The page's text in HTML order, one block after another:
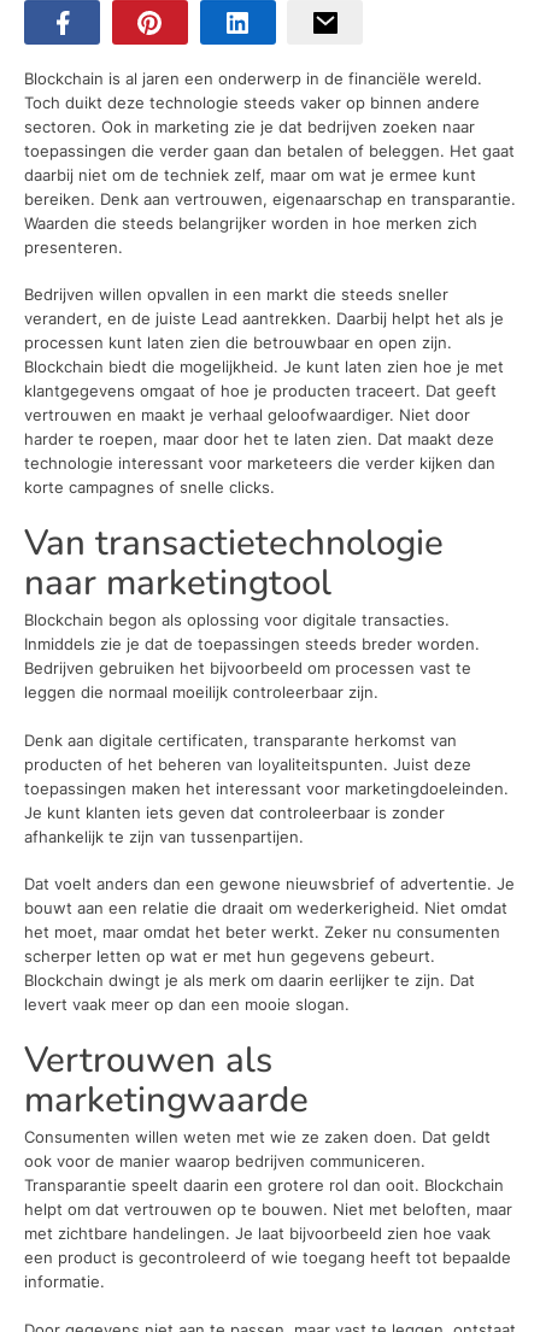
Blockchain is al jaren een onderwerp in de financiële wereld.
Toch duikt deze technologie steeds vaker op binnen andere
sectoren. Ook in marketing zie je dat bedrijven zoeken naar
toepassingen die verder gaan dan betalen of beleggen. Het gaat
daarbij niet om de techniek zelf, maar om wat je ermee kunt
bereiken. Denk aan vertrouwen, eigenaarschap en transparantie.
Waarden die steeds belangrijker worden in hoe merken zich
presenteren.
Bedrijven willen opvallen in een markt die steeds sneller
verandert, en de juiste Lead aantrekken. Daarbij helpt het als je
processen kunt laten zien die betrouwbaar en open zijn.
Blockchain biedt die mogelijkheid. Je kunt laten zien hoe je met
klantgegevens omgaat of hoe je producten traceert. Dat geeft
vertrouwen en maakt je verhaal geloofwaardiger. Niet door
harder te roepen, maar door het te laten zien. Dat maakt deze
technologie interessant voor marketeers die verder kijken dan
korte campagnes of snelle clicks.
Van transactietechnologie
naar marketingtool
Blockchain begon als oplossing voor digitale transacties.
Inmiddels zie je dat de toepassingen steeds breder worden.
Bedrijven gebruiken het bijvoorbeeld om processen vast te
leggen die normaal moeilijk controleerbaar zijn.
Denk aan digitale certificaten, transparante herkomst van
producten of het beheren van loyaliteitspunten. Juist deze
toepassingen maken het interessant voor marketingdoeleinden.
Je kunt klanten iets geven dat controleerbaar is zonder
afhankelijk te zijn van tussenpartijen.
Dat voelt anders dan een gewone nieuwsbrief of advertentie. Je
bouwt aan een relatie die draait om wederkerigheid. Niet omdat
het moet, maar omdat het beter werkt. Zeker nu consumenten
scherper letten op wat er met hun gegevens gebeurt.
Blockchain dwingt je als merk om daarin eerlijker te zijn. Dat
levert vaak meer op dan een mooie slogan.
Vertrouwen als
marketingwaarde
Consumenten willen weten met wie ze zaken doen. Dat geldt
ook voor de manier waarop bedrijven communiceren.
Transparantie speelt daarin een grotere rol dan ooit. Blockchain
helpt om dat vertrouwen op te bouwen. Niet met beloften, maar
met zichtbare handelingen. Je laat bijvoorbeeld zien hoe vaak
een product is gecontroleerd of wie toegang heeft tot bepaalde
informatie.